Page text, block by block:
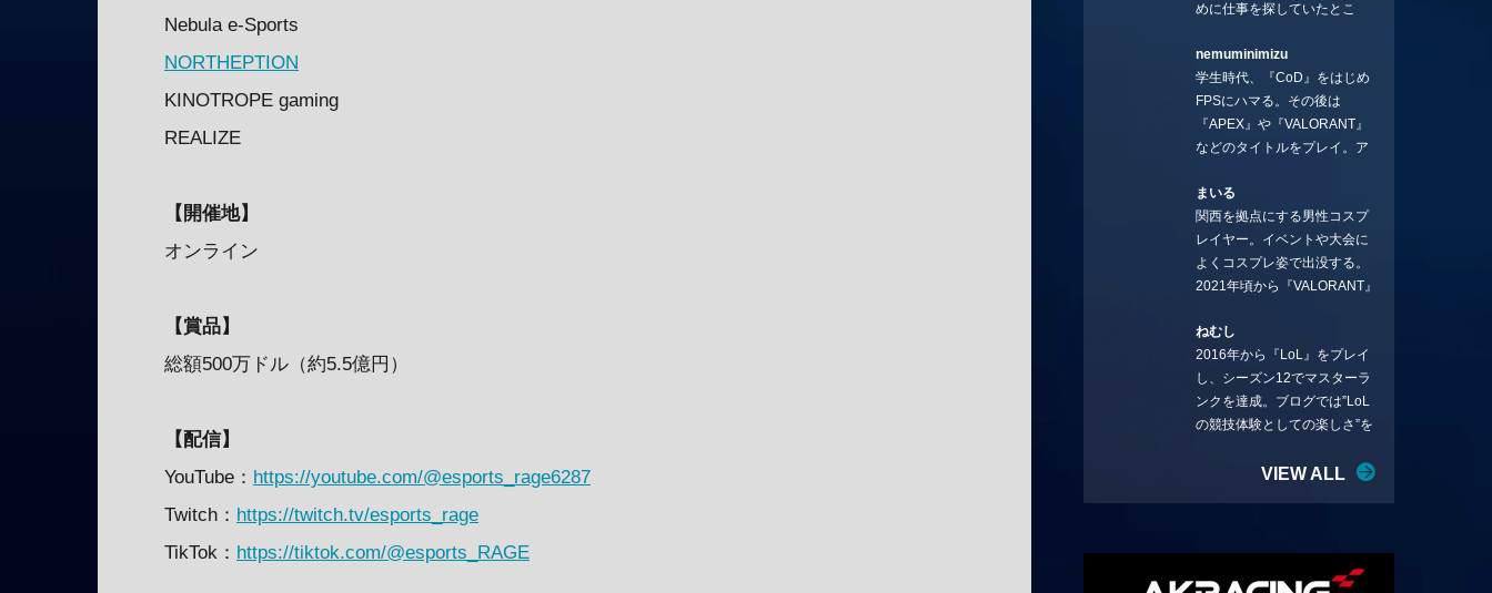
Nebula e-Sports
NORTHEPTION
KINOTROPE gaming
REALIZE
【開催地】
オンライン
【賞品】
総額500万ドル（約5.5億円）
【配信】
YouTube： https://youtube.com/@esports_rage6287
Twitch： https://twitch.tv/esports_rage
TikTok： https://tiktok.com/@esports_RAGE
めに仕事を探していたとこ
コラムを連載させてもらえる
ことになりました。言いたい
ことを言っていきます。X：
https://x.com/stormKUBO
YouTube：
rmKUBO
nemuminimizu
学生時代、『CoD』をはじめ
FPSにハマる。その後は
『APEX』や『VALORANT』
などのタイトルをプレイ。ア
BGMなどを手掛ける作曲家と
フリーランスのライターの二
足の草鞋を履いて幅広く活動
中。無類のラーメン好き！
Twitter:@ongakucas
まいる
関西を拠点にする男性コスプ
レイヤー。イベントや大会に
よくコスプレ姿で出没する。
2021年頃から『VALORANT』
続ける。現在の推しチームは
「CREST GAMING」。X：
@mlunias（Photo by
Subaru.F.）
ねむし
2016年から『LoL』をプレイ
し、シーズン12でマスターラ
ンクを達成。ブログでは”LoL
の競技体験としての楽しさ”を
リーを愛し、元ADCメイン
VIEW ALL